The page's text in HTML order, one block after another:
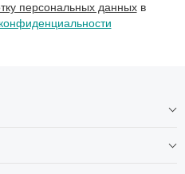
персональных данныхв